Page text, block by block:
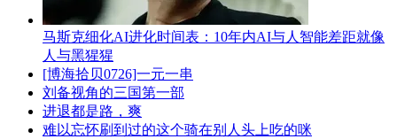
马斯克细化AI进化时间表：10年内AI与人智能差距就像
人与黑猩猩
[博海拾贝0726]一元一串
刘备视角的三国第一部
进退都是路，爽
难以忘怀刷到过的这个骑在别人头上吃的咪